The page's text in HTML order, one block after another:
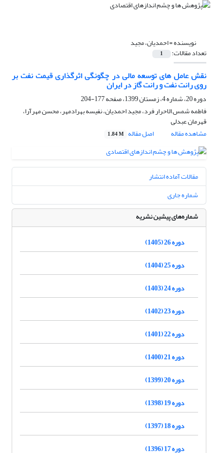
نویسنده =احمدیان، مجید
تعداد مقالات: 1
نقش عامل های توسعه مالی در چگونگی اثرگذاری قیمت نفت بر
روی رانت نفت و رانت گاز در ایران
دوره 20، شماره 4، زمستان 1399، صفحه
177-204
فاطمه شمس الاحرار فرد، مجید احمدیان، نفیسه بهرادمهر، محسن مهرآرا،
قهرمان عبدلی
مشاهده مقاله
اصل مقاله 1.84 M
مقالات آماده انتشار
شماره جاری
شماره‌های پیشین نشریه
دوره 26 (1405)
دوره 25 (1404)
دوره 24 (1403)
دوره 23 (1402)
دوره 22 (1401)
دوره 21 (1400)
دوره 20 (1399)
دوره 19 (1398)
دوره 18 (1397)
دوره 17 (1396)